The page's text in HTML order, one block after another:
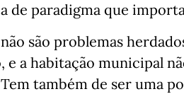
de paradigma que
são problemas
a habitação municipal
também de ser uma